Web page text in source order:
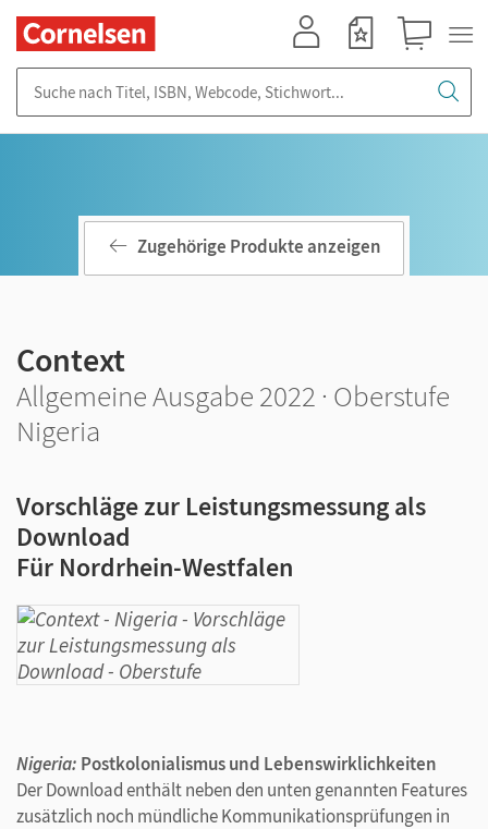
Zugehörige Produkte anzeigen
Context
Allgemeine Ausgabe 2022 · Oberstufe
Nigeria
Vorschläge zur Leistungsmessung als
Download
Für Nordrhein-Westfalen
Nigeria: Postkolonialismus und Lebenswirklichkeiten
Der Download enthält neben den unten genannten Features
zusätzlich noch mündliche Kommunikationsprüfungen in